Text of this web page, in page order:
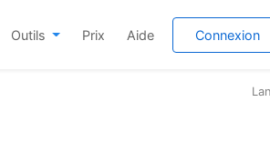
Outils Prix Aide Connexion